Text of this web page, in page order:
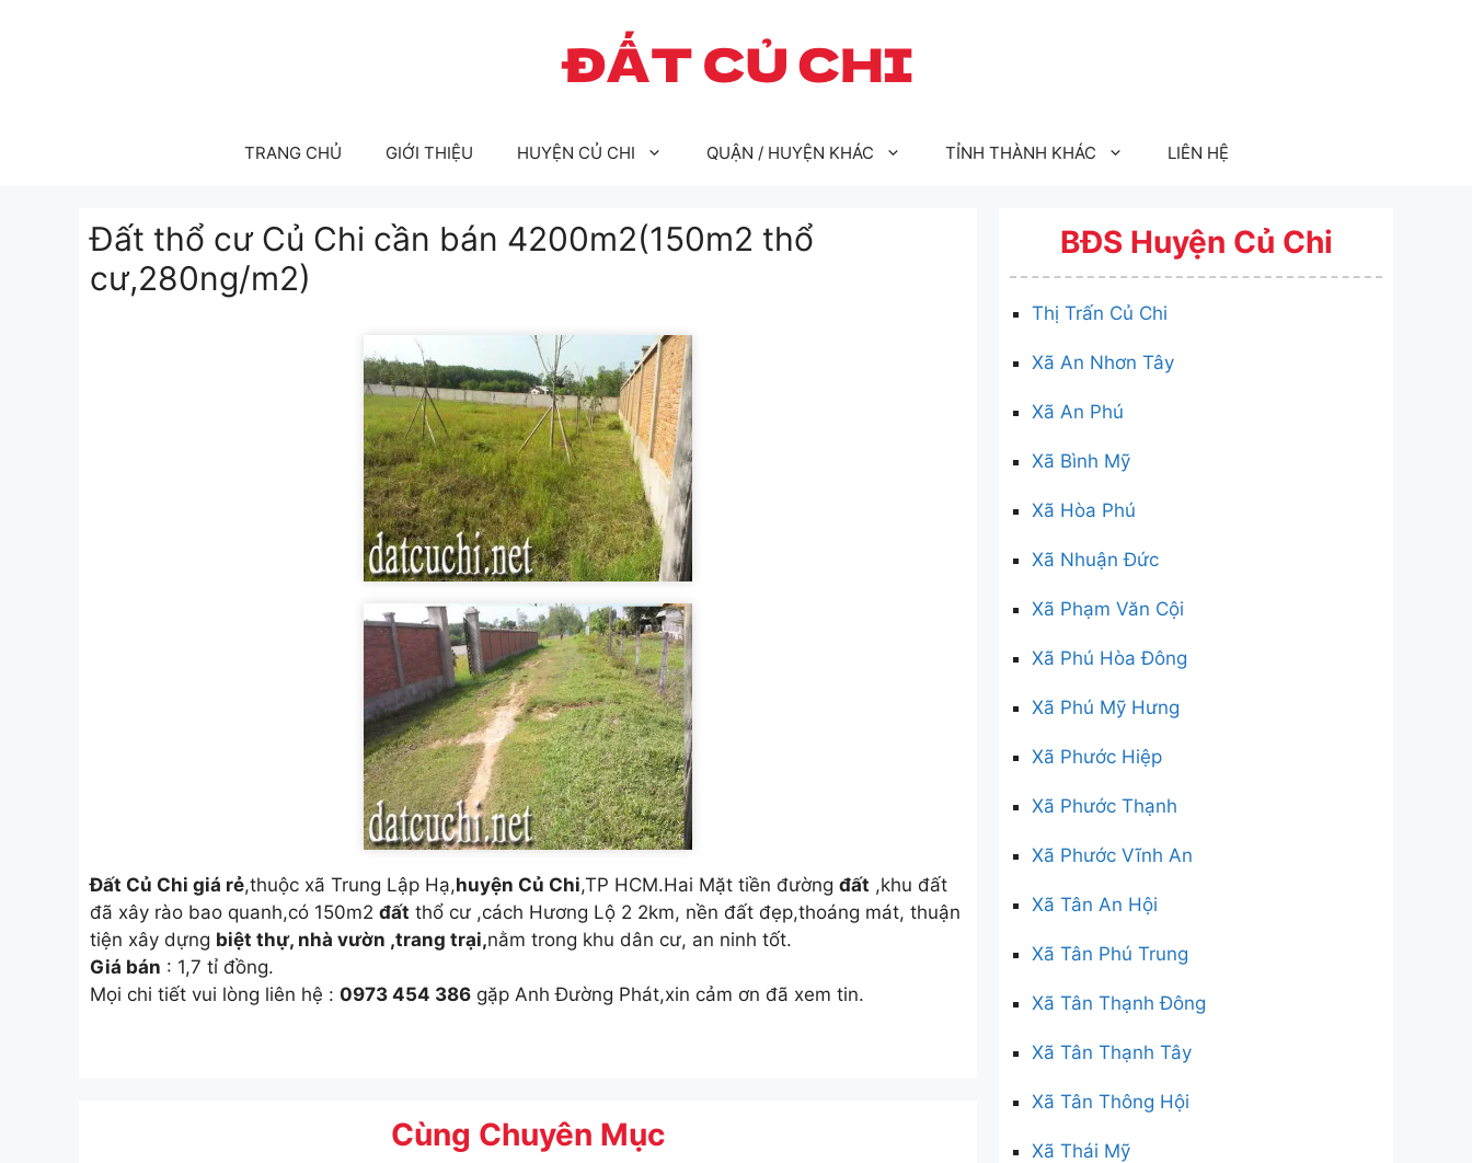
TRANG CHỦ GIỚI THIỆU HUYỆN CỦ CHI QUẬN / HUYỆN KHÁC TỈNH THÀNH KHÁC LIÊN HỆ
Đất thổ cư Củ Chi cần bán 4200m2(150m2 thổ
cư,280ng/m2)
Đất Củ Chi giá rẻ,thuộc xã Trung Lập Hạ,huyện Củ Chi,TP HCM.Hai Mặt tiền đường đất ,khu đất
đã xây rào bao quanh,có 150m2 đất thổ cư ,cách Hương Lộ 2 2km, nền đất đẹp,thoáng mát, thuận
tiện xây dựng biệt thự, nhà vườn ,trang trại,nằm trong khu dân cư, an ninh tốt.
Giá bán : 1,7 tỉ đồng.
Mọi chi tiết vui lòng liên hệ : 0973 454 386 gặp Anh Đường Phát,xin cảm ơn đã xem tin.
Cùng Chuyên Mục
BĐS Huyện Củ Chi
Thị Trấn Củ Chi
Xã An Nhơn Tây
Xã An Phú
Xã Bình Mỹ
Xã Hòa Phú
Xã Nhuận Đức
Xã Phạm Văn Cội
Xã Phú Hòa Đông
Xã Phú Mỹ Hưng
Xã Phước Hiệp
Xã Phước Thạnh
Xã Phước Vĩnh An
Xã Tân An Hội
Xã Tân Phú Trung
Xã Tân Thạnh Đông
Xã Tân Thạnh Tây
Xã Tân Thông Hội
Xã Thái Mỹ